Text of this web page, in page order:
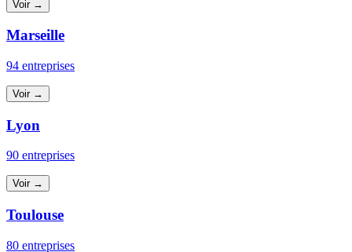
Voir →
Marseille
94 entreprises
Voir →
Lyon
90 entreprises
Voir →
Toulouse
80 entreprises